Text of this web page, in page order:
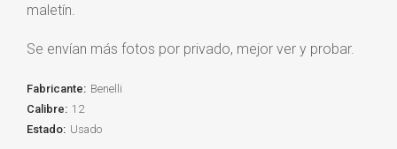
maletín.
Se envían más fotos por privado, mejor ver y probar.
Fabricante: Benelli
Calibre: 12
Estado: Usado